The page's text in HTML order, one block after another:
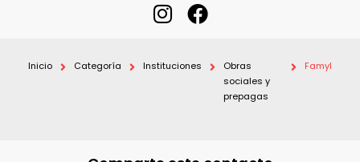
Inicio Categoría Instituciones
Obras
sociales y
prepagas
Famyl